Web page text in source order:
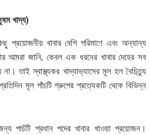
খাদ্য)
প্রয়োজনীয় খাবার বেশি পরিমাণে এবং অন্যান্য
আমরা জানি, কেবল এক ধরনের খাবার দেহের সব
না। তাই স্বাস্থ্যকর খাদ্যাভ্যাসের মূল হল বৈচিত্র্য
মূল পাঁচটি গ্রুপের প্রত্যেকটি থেকে বিভিন্ন
পাচঁটি প্রধান পদের খাবার খাওয়া প্রয়োজন।